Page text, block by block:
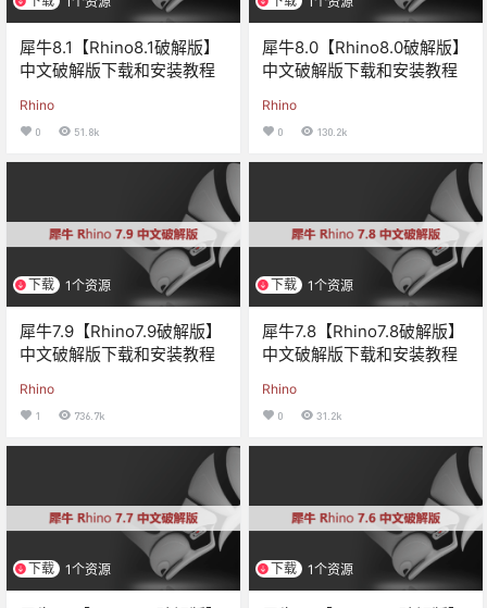
犀牛8.1【Rhino8.1破解版】
中文破解版下载和安装教程
Rhino
0 51.8k
犀牛8.0【Rhino8.0破解版】
中文破解版下载和安装教程
Rhino
0 130.2k
下载 1个资源
犀牛7.9【Rhino7.9破解版】
中文破解版下载和安装教程
Rhino
1 736.7k
下载 1个资源
犀牛7.8【Rhino7.8破解版】
中文破解版下载和安装教程
Rhino
0 31.2k
下载 1个资源 下载 1个资源